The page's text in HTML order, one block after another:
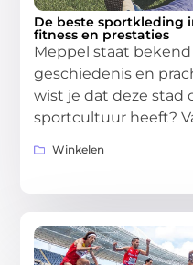
De beste sportkleding
fitness en prestaties
Meppel staat
geschiedenis en
wist je dat deze stad
sportcultuur heeft?
Winkelen